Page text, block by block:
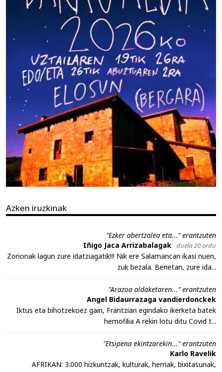
Azken iruzkinak
"Ezker abertzalea eta..." erantzuten
Iñigo Jaca Arrizabalagak duela 20 ordu
Zorionak lagun zure idatziagatik!!! Nik ere Salamancan ikasi nuen,
zuk bezala. Benetan, zure ida...
"Arazoa aldaketaren..." erantzuten
Angel Bidaurrazaga vandierdonckek
Iktus eta bihotzekoez gain, Frantzian egindako ikerketa batek
hemofilia A rekin lotu ditu Covid t...
"Etsipena ekintzarekin..." erantzuten
Karlo Ravelik
AFRIKAN: 3.000 hizkuntzak, kulturak, herriak, bixitasunak,